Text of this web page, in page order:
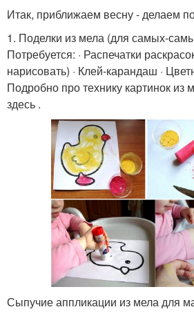
Итак, приближаем весну - делаем
1. Поделки из мела (для самых-
Потребуется: · Распечатки
нарисовать) · Клей-карандаш ·
Подробно про технику картинок
здесь .
Сыпучие аппликации из мела для